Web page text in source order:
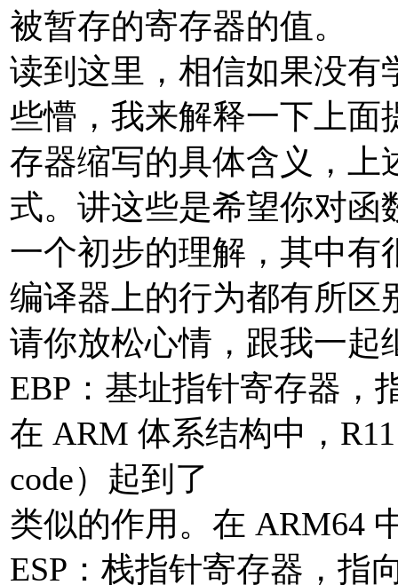
被暂存的寄存器的值。
读到这里，相信如果没有
些懵，我来解释一下上面
存器缩写的具体含义，上
式。讲这些是希望你对函
一个初步的理解，其中有
编译器上的行为都有所区
请你放松心情，跟我一起
EBP：基址指针寄存器，
在 ARM 体系结构中，
code）起到了
类似的作用。在 ARM64
ESP：栈指针寄存器，指